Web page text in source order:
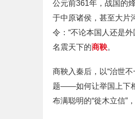
公元前361年，战国的
于中原诸侯，甚至大
令：“不论本国人还是
名震天下的商鞅。
商鞅入秦后，以“治世
题——如何让举国上下
布满聪明的“徙木立信”